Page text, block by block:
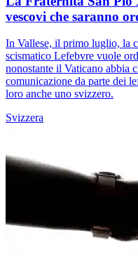
vescovi che saranno
In Vallese, il primo luglio, la
scismatico Lefebvre vuole
nonostante il Vaticano abbia
comunicazione da parte dei
loro anche uno svizzero.
Svizzera